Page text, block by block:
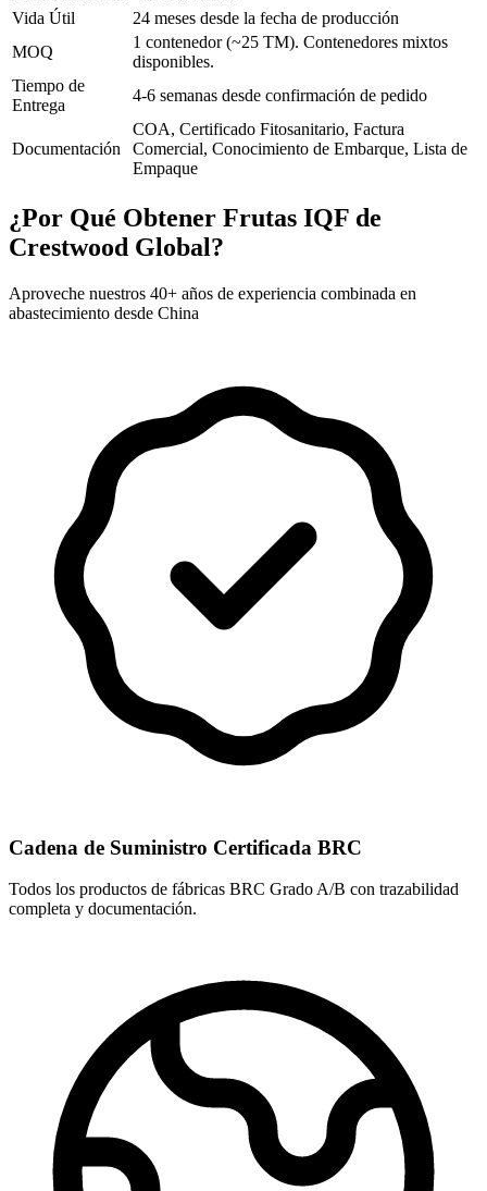
Vida Útil
24 meses desde la fecha de producción
MOQ
1 contenedor (~25 TM). Contenedores mixtos
disponibles.
Tiempo de
Entrega
4-6 semanas desde confirmación de pedido
Documentación
COA, Certificado Fitosanitario, Factura
Comercial, Conocimiento de Embarque, Lista de
Empaque
¿Por Qué Obtener Frutas IQF de
Crestwood Global?
Aproveche nuestros 40+ años de experiencia combinada en
abastecimiento desde China
Cadena de Suministro Certificada BRC
Todos los productos de fábricas BRC Grado A/B con trazabilidad
completa y documentación.